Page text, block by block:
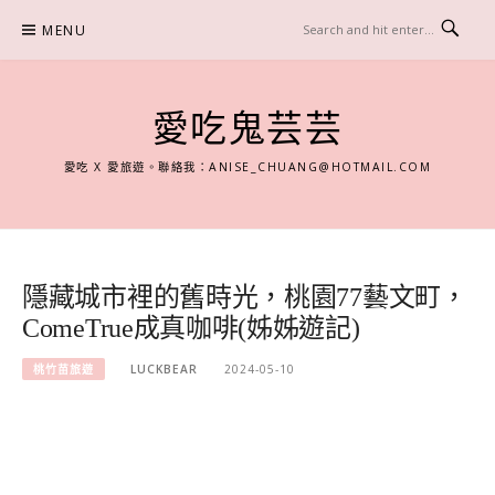
content
MENU
愛吃鬼芸芸
愛吃 X 愛旅遊。聯絡我：ANISE_CHUANG@HOTMAIL.COM
隱藏城市裡的舊時光，桃園77藝文町，
ComeTrue成真咖啡(姊姊遊記)
桃竹苗旅遊 LUCKBEAR 2024-05-10